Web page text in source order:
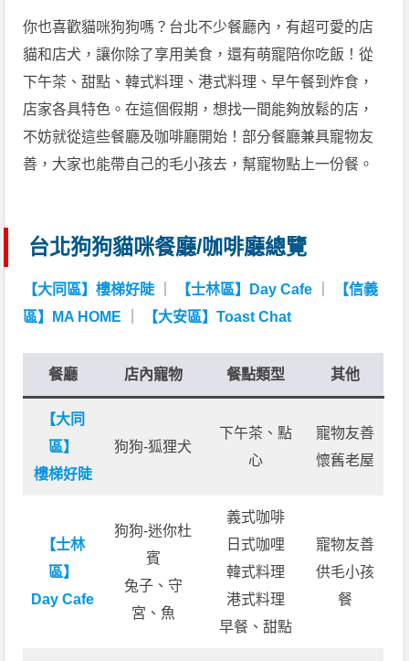
你也喜歡貓咪狗狗嗎？台北不少餐廳內，有超可愛的店
貓和店犬，讓你除了享用美食，還有萌寵陪你吃飯！從
下午茶、甜點、韓式料理、港式料理、早午餐到炸食，
店家各具特色。在這個假期，想找一間能夠放鬆的店，
不妨就從這些餐廳及咖啡廳開始！部分餐廳兼具寵物友
善，大家也能帶自己的毛小孩去，幫寵物點上一份餐。
台北狗狗貓咪餐廳/咖啡廳總覽
【大同區】樓梯好陡 【士林區】Day Cafe
【信義
區】MA HOME
【大安區】Toast Chat
餐廳 店內寵物 餐點類型 其他
【大同
區】
樓梯好陡
狗狗-狐狸犬
下午茶、點
心
寵物友善
懷舊老屋
【士林
區】
Day Cafe
狗狗-迷你杜
賓
兔子、守
宮、魚
義式咖啡
日式咖哩
韓式料理
港式料理
早餐、甜點
寵物友善
供毛小孩
餐